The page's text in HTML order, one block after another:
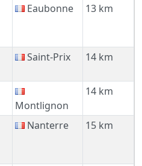
Eaubonne 13 km
Saint-Prix 14 km
Montlignon
14 km
Nanterre 15 km